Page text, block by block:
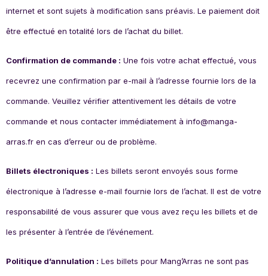
internet et sont sujets à modification sans préavis. Le paiement doit
être effectué en totalité lors de l’achat du billet.
Confirmation de commande : Une fois votre achat effectué, vous
recevrez une confirmation par e-mail à l’adresse fournie lors de la
commande. Veuillez vérifier attentivement les détails de votre
commande et nous contacter immédiatement à info@manga-
arras.fr en cas d’erreur ou de problème.
Billets électroniques : Les billets seront envoyés sous forme
électronique à l’adresse e-mail fournie lors de l’achat. Il est de votre
responsabilité de vous assurer que vous avez reçu les billets et de
les présenter à l’entrée de l’événement.
Politique d’annulation : Les billets pour Mang’Arras ne sont pas